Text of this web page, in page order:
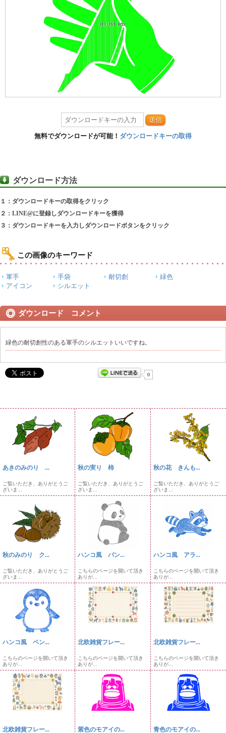
送信
無料でダウンロードが可能！ ダウンロードキーの取得
ダウンロード方法
１：ダウンロードキーの取得をクリック
２：LINE@に登録しダウンロードキーを獲得
３：ダウンロードキーを入力しダウンロードボタンをクリック
この画像のキーワード
軍手 手袋 耐切創
緑色
アイコン
シルエット
ダウンロード コメント
緑色の耐切創性のある軍手のシルエットいいですね。
0
あきのみのり ...
ご覧いただき、ありがとうご
ざいま...
秋の実り 柿
ご覧いただき、ありがとうご
ざいま...
秋の花 きんも...
ご覧いただき、ありがとうご
ざいま...
秋のみのり ク...
ご覧いただき、ありがとうご
ざいま...
ハンコ風 パン...
こちらのページを開いて頂き
ありが...
ハンコ風 アラ...
こちらのページを開いて頂き
ありが...
ハンコ風 ペン...
こちらのページを開いて頂き
ありが...
北欧雑貨フレー...
こちらのページを開いて頂き
ありが...
北欧雑貨フレー...
こちらのページを開いて頂き
ありが...
北欧雑貨フレー... 紫色のモアイの... 青色のモアイの...